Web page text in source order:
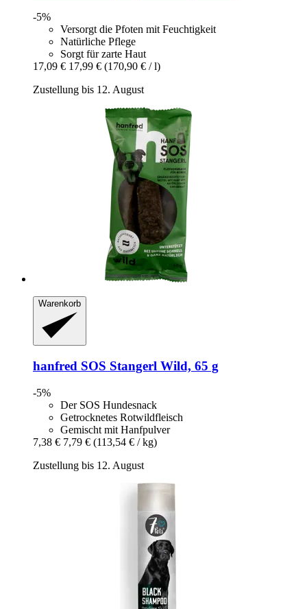
-5%
Versorgt die Pfoten mit Feuchtigkeit
Natürliche Pflege
Sorgt für zarte Haut
17,09 € 17,99 € (170,90 € / l)
Zustellung bis 12. August
Warenkorb
hanfred SOS Stangerl Wild, 65 g
-5%
Der SOS Hundesnack
Getrocknetes Rotwildfleisch
Gemischt mit Hanfpulver
7,38 € 7,79 € (113,54 € / kg)
Zustellung bis 12. August